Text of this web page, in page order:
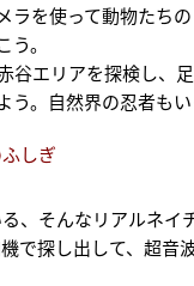
ラを使って動物たちの
。
谷エリアを探検し、
。自然界の忍者も
しぎ
、そんなリアルネ
で探し出して、超